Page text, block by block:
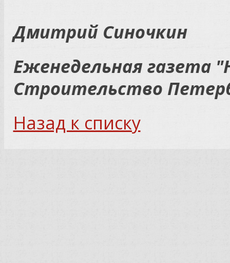
Дмитрий Синочкин
Еженедельная газета
Строительство
Назад к списку